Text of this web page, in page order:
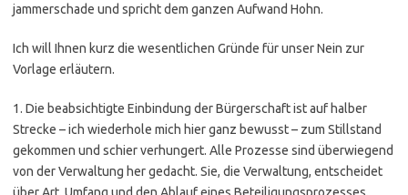
jammerschade und spricht dem ganzen Aufwand Hohn.
Ich will Ihnen kurz die wesentlichen Gründe für unser Nein zur
Vorlage erläutern.
1. Die beabsichtigte Einbindung der Bürgerschaft ist auf halber
Strecke – ich wiederhole mich hier ganz bewusst – zum Stillstand
gekommen und schier verhungert. Alle Prozesse sind überwiegend
von der Verwaltung her gedacht. Sie, die Verwaltung, entscheidet
über Art, Umfang und den Ablauf eines Beteiligungsprozesses.